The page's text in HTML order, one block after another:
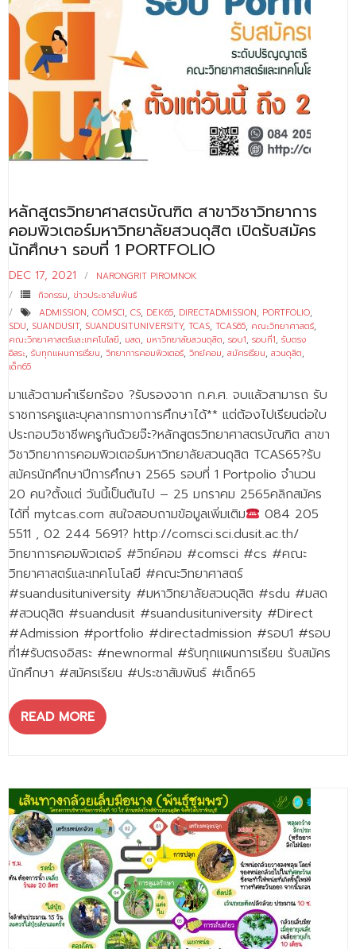
หลักสูตรวิทยาศาสตรบัณฑิต สาขาวิชาวิทยาการ
คอมพิวเตอร์มหาวิทยาลัยสวนดุสิต เปิดรับสมัคร
นักศึกษา รอบที่ 1 PORTFOLIO
DEC 17, 2021
NARONGRIT PIROMNOK
กิจกรรม, ข่าวประชาสัมพันธ์
ADMISSION, COMSCI, CS, DEK65, DIRECTADMISSION, PORTFOLIO,
SDU, SUANDUSIT, SUANDUSITUNIVERSITY, TCAS, TCAS65, คณะวิทยาศาสตร์,
คณะวิทยาศาสตร์และเทคโนโลยี, มสด, มหาวิทยาลัยสวนดุสิต, รอบ1, รอบที่1, รับตรง
อิสระ, รับทุกแผนการเรียน, วิทยาการคอมพิวเตอร์, วิทย์คอม, สมัครเรียน, สวนดุสิต,
เด็ก65
มาแล้วตามคำเรียกร้อง ?รับรองจาก ก.ค.ศ. จบแล้วสามารถ รับ
ราชการครูและบุคลากรทางการศึกษาได้** แต่ต้องไปเรียนต่อใบ
ประกอบวิชาชีพครูกันด้วยจ๊ะ?หลักสูตรวิทยาศาสตรบัณฑิต สาขา
วิชาวิทยาการคอมพิวเตอร์มหาวิทยาลัยสวนดุสิต TCAS65?รับ
สมัครนักศึกษาปีการศึกษา 2565 รอบที่ 1 Portpolio จำนวน
20 คน?ตั้งแต่ วันนี้เป็นต้นไป – 25 มกราคม 2565คลิกสมัคร
ได้ที่ mytcas.com สนใจสอบถามข้อมูลเพิ่มเติม
084 205
5511 , 02 244 5691? http://comsci.sci.dusit.ac.th/
วิทยาการคอมพิวเตอร์ #วิทย์คอม #comsci #cs #คณะ
วิทยาศาสตร์และเทคโนโลยี #คณะวิทยาศาสตร์
#suandusituniversity #มหาวิทยาลัยสวนดุสิต #sdu #มสด
#สวนดุสิต #suandusit #suandusituniversity #Direct
#Admission #portfolio #directadmission #รอบ1 #รอบ
ที่1#รับตรงอิสระ #newnormal #รับทุกแผนการเรียน รับสมัคร
นักศึกษา #สมัครเรียน #ประชาสัมพันธ์ #เด็ก65
READ MORE